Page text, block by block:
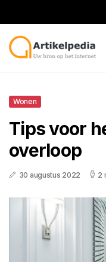
Wonen
Tips voor
overloop
30 augustus 2022 2